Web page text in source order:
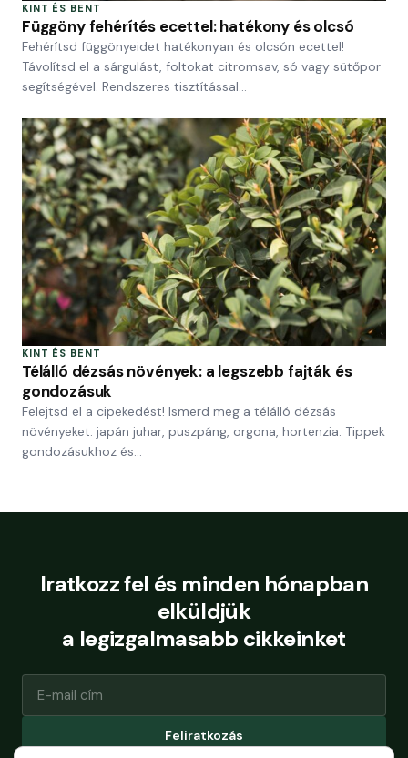
KINT ÉS BENT
Függöny fehérítés ecettel: hatékony és olcsó
Fehérítsd függönyeidet hatékonyan és olcsón ecettel!
Távolítsd el a sárgulást, foltokat citromsav, só vagy sütőpor
segítségével. Rendszeres tisztítással…
KINT ÉS BENT
Télálló dézsás növények: a legszebb fajták és
gondozásuk
Felejtsd el a cipekedést! Ismerd meg a télálló dézsás
növényeket: japán juhar, puszpáng, orgona, hortenzia. Tippek
gondozásukhoz és…
Iratkozz fel és minden hónapban
elküldjük
a legizgalmasabb cikkeinket
Feliratkozás